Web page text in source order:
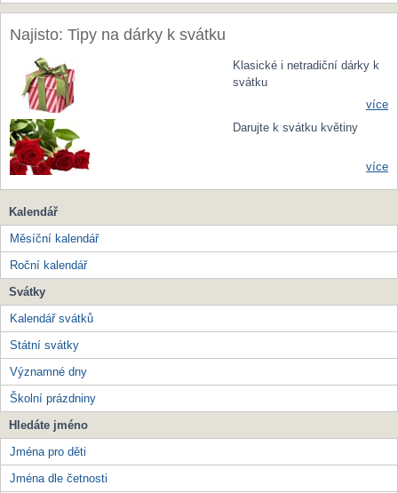
Najisto: Tipy na dárky k svátku
Klasické i netradiční dárky k
svátku
více
Darujte k svátku květiny
více
Kalendář
Měsíční kalendář
Roční kalendář
Svátky
Kalendář svátků
Státní svátky
Významné dny
Školní prázdniny
Hledáte jméno
Jména pro děti
Jména dle četnosti